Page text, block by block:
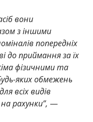
вони
з іншими
попередніх
до приймання за їх
фізичними та
яких обмежень
всіх видів
рахунки”, —